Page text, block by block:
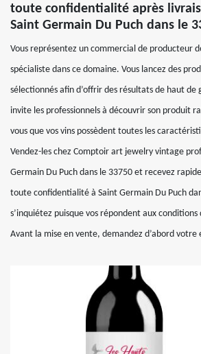
toute confidentialité après
Saint Germain Du Puch dans le
Vous représentez un commercial de producteur
spécialiste dans ce domaine. Vous lancez des
sélectionnés afin d’offrir des résultats de haut de
invite les professionnels à découvrir son produit
vous que vos vins possèdent toutes les
Vendez-les chez Comptoir art jewelry vintage
Germain Du Puch dans le 33750 et recevez
toute confidentialité à Saint Germain Du Puch
s’inquiétez puisque vos répondent aux
Avant la mise en vente, demandez d’abord